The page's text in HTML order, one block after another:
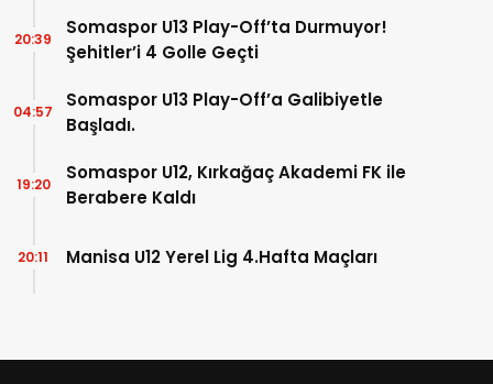
Somaspor U13 Play-Off’ta Durmuyor!
Şehitler’i 4 Golle Geçti
20:39
Somaspor U13 Play-Off’a Galibiyetle
Başladı.
04:57
Somaspor U12, Kırkağaç Akademi FK ile
Berabere Kaldı
19:20
Manisa U12 Yerel Lig 4.Hafta Maçları
20:11